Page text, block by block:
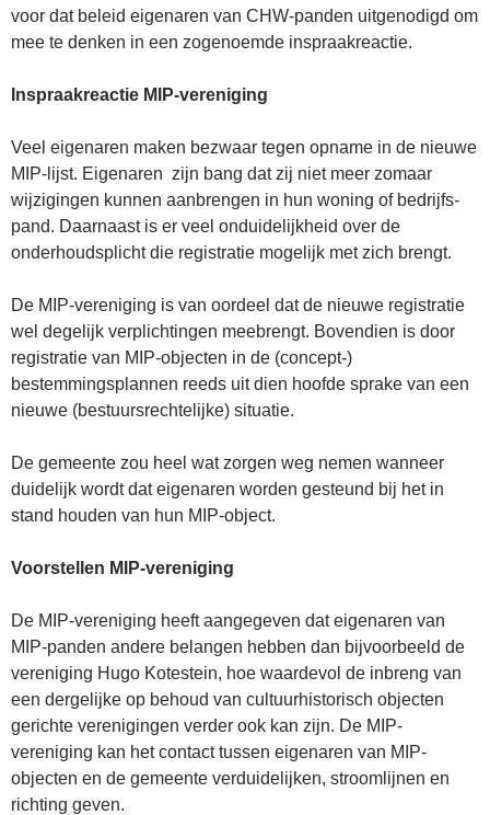
voor dat beleid eigenaren van CHW-panden uitgenodigd om
mee te denken in een zogenoemde inspraakreactie.
Inspraakreactie MIP-vereniging
Veel eigenaren maken bezwaar tegen opname in de nieuwe
MIP-lijst. Eigenaren zijn bang dat zij niet meer zomaar
wijzigingen kunnen aanbrengen in hun woning of bedrijfs­
pand. Daarnaast is er veel onduidelijkheid over de
onderhoudsplicht die registratie mogelijk met zich brengt.
De MIP-vereniging is van oordeel dat de nieuwe registratie
wel degelijk verplichtingen meebrengt. Bovendien is door
registratie van MIP-objecten in de (con­cept-)
bestemmingsplannen reeds uit dien hoofde sprake van een
nieuwe (bestuurs­rechtelijke) situatie.
De gemeente zou heel wat zorgen weg nemen wanneer
duidelijk wordt dat eigenaren worden gesteund bij het in
stand houden van hun MIP-object.
Voorstellen MIP-vereniging
De MIP-vereniging heeft aangegeven dat eigenaren van
MIP-panden andere belangen hebben dan bijvoorbeeld de
vereniging Hugo Kotestein, hoe waarde­vol de inbreng van
een dergelijke op behoud van cultuurhistorisch objecten
gerichte verenigingen verder ook kan zijn. De MIP-
vereniging kan het contact tussen eige­naren van MIP-
objecten en de gemeente verduidelijken, stroom­lijnen en
richting geven.